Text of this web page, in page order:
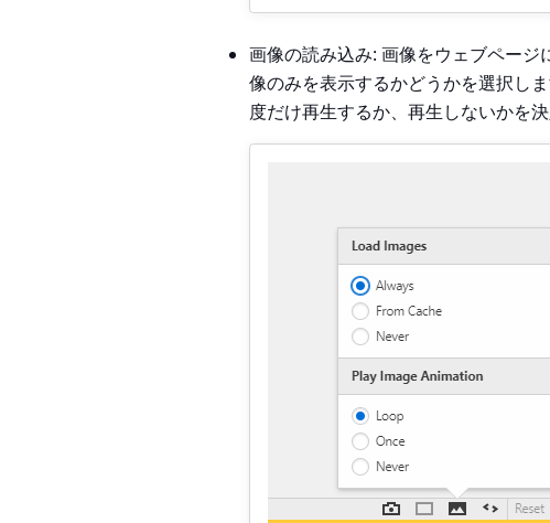
画像の読み込み: 画像をウェブページ
像のみを表示するかどうかを選択し
度だけ再生するか、再生しないかを決